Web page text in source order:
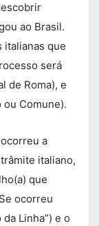
ao Brasil.
italianas que
será
de Roma), e
ou Comune).
a
italiano,
que
ocorreu
Linha”) e o